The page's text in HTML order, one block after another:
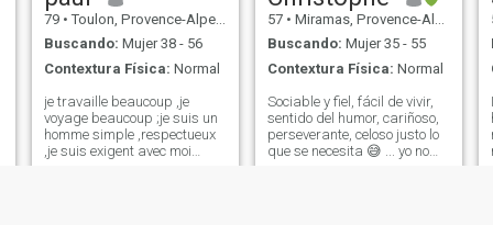
79 • Toulon, Provence-Alpes-Côte d'Azur, Francia
Buscando: Mujer 38 - 56
Contextura Física: Normal
je travaille beaucoup ,je
voyage beaucoup ;je suis un
homme simple ,respectueux
,je suis exigent avec moi
57 • Miramas, Provence-Alpes-Côte d'Azur, Francia
Buscando: Mujer 35 - 55
Contextura Física: Normal
Sociable y fiel, fácil de vivir,
sentido del humor, cariñoso,
perseverante, celoso justo lo
que se necesita 😅 ... yo no